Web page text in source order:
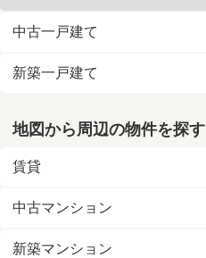
中古一戸建て
新築一戸建て
地図から周辺の物件を探す
賃貸
中古マンション
新築マンション